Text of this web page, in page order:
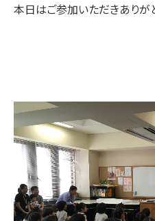
本日はご参加いただきありが